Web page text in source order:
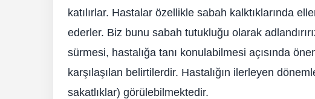
katılırlar. Hastalar özellikle sabah kalktıklarında
ederler. Biz bunu sabah tutukluğu olarak
sürmesi, hastalığa tanı konulabilmesi açısında
karşılaşılan belirtilerdir. Hastalığın ilerleyen
sakatlıklar) görülebilmektedir.